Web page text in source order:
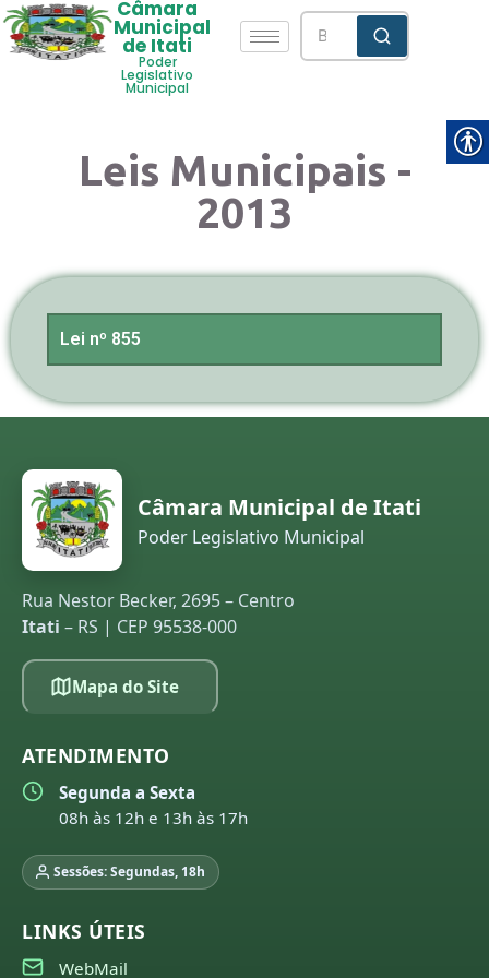
Câmara
Municipal
de Itati
Poder
Legislativo
Municipal
Leis Municipais -
2013
Lei nº 855
Câmara Municipal de Itati
Poder Legislativo Municipal
Rua Nestor Becker, 2695 – Centro
Itati – RS | CEP 95538-000
Mapa do Site
ATENDIMENTO
Segunda a Sexta
08h às 12h e 13h às 17h
Sessões: Segundas, 18h
LINKS ÚTEIS
WebMail